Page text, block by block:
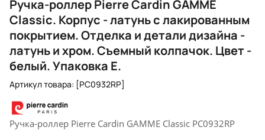
Ручка-роллер Pierre Cardin GAMME
Classic. Корпус - латунь с лакированным
покрытием. Отделка и детали дизайна -
латунь и хром. Съемный колпачок. Цвет -
белый. Упаковка Е.
Артикул товара: [PC0932RP]
Ручка-роллер Pierre Cardin GAMME Classic PC0932RP